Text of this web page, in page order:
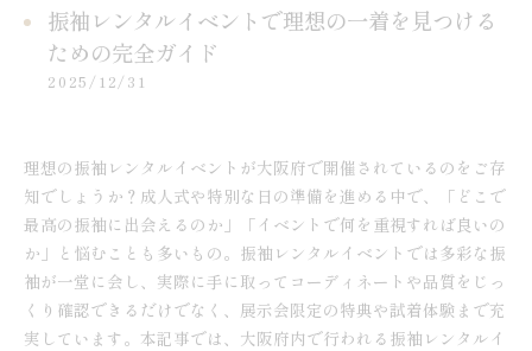
振袖レンタルイベントで理想の一着を見つける
ための完全ガイド
2025/12/31
理想の振袖レンタルイベントが大阪府で開催されているのをご存
知でしょうか？成人式や特別な日の準備を進める中で、「どこで
最高の振袖に出会えるのか」「イベントで何を重視すれば良いの
か」と悩むことも多いもの。振袖レンタルイベントでは多彩な振
袖が一堂に会し、実際に手に取ってコーディネートや品質をじっ
くり確認できるだけでなく、展示会限定の特典や試着体験まで充
実しています。本記事では、大阪府内で行われる振袖レンタルイ